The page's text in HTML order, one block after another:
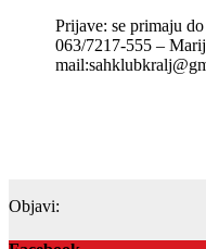
Prijave: se primaju
063/7217-555 –
Objavi: